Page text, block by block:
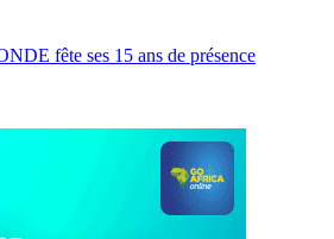
fête ses 15 ans de présence